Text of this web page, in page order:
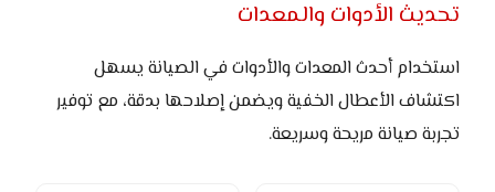
تحديث الأدوات والمعدات
استخدام أحدث المعدات والأدوات في الصيانة يسهل
اكتشاف الأعطال الخفية ويضمن إصلاحها بدقة، مع توفير
تجربة صيانة مريحة وسريعة.